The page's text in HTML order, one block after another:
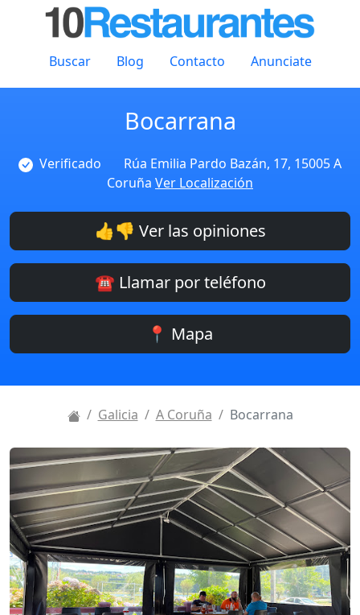
Buscar Blog Contacto Anunciate
Bocarrana
Verificado
Rúa Emilia Pardo Bazán, 17, 15005 A
Coruña Ver Localización
👍👎 Ver las opiniones
☎️ Llamar por teléfono
📍 Mapa
Galicia A Coruña Bocarrana